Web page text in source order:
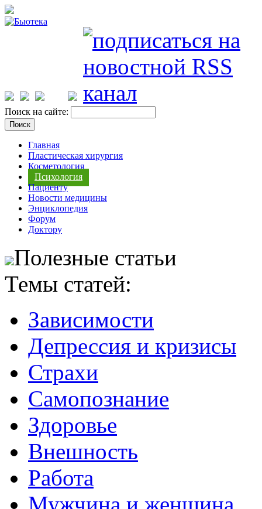
Поиск на сайте:
Главная
Пластическая хирургия
Косметология
Психология
Пациенту
Новости медицины
Энциклопедия
Форум
Доктору
Полезные статьи
Темы статей:
Зависимости
Депрессия и кризисы
Страхи
Самопознание
Здоровье
Внешность
Работа